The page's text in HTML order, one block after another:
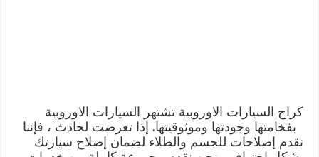
كراج السيارات الاوروبية تشتهر السيارات الاوروبية
بفخامتها وجودتها وموثوقيتها. إذا تعرضت لحادث ، فإننا
نقدم إصلاحات للجسم والطلاء لضمان إصلاح سيارتك